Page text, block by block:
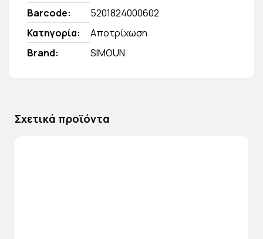
Barcode
5201824000602
Κατηγορία
Αποτρίχωση
Brand
SIMOUN
Σχετικά προϊόντα